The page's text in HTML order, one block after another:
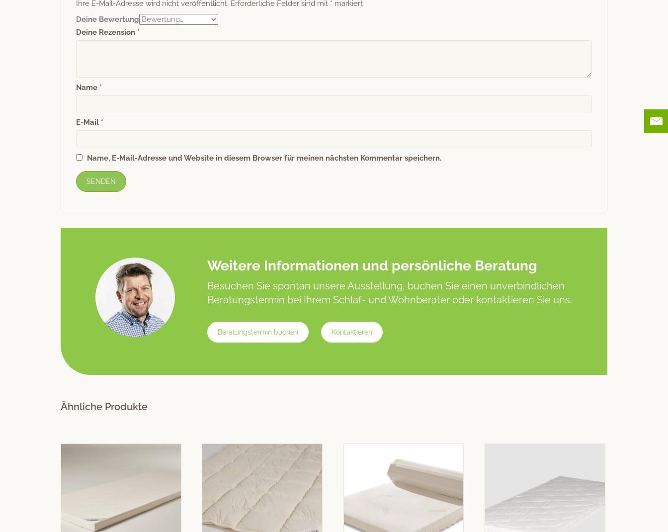
Ihre E-Mail-Adresse wird nicht veröffentlicht. Erforderliche Felder sind mit * markiert
Deine Bewertung
Deine Rezension *
Name *
E-Mail *
Name, E-Mail-Adresse und Website in diesem Browser für meinen nächsten Kommentar speichern.
Weitere Informationen und persönliche Beratung
Besuchen Sie spontan unsere Ausstellung, buchen Sie einen unverbindlichen
Beratungstermin bei Ihrem Schlaf- und Wohnberater oder kontaktieren Sie uns.
Beratungstermin buchen Kontaktieren
Ähnliche Produkte